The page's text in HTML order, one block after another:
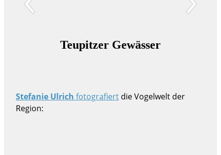
Teupitzer Gewässer
Stefanie Ulrich fotografiert die Vogelwelt der
Region: